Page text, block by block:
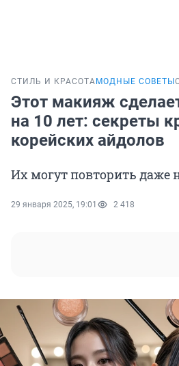
СТИЛЬ И КРАСОТА МОДНЫЕ СОВЕТЫ
Этот макияж
на 10 лет: секреты
корейских айдолов
Их могут повторить даже
29 января 2025, 19:01 2 418